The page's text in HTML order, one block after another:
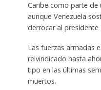
Caribe como parte de
aunque Venezuela
derrocar al presidente
Las fuerzas armadas
reivindicado hasta
tipo en las últimas
muertos.